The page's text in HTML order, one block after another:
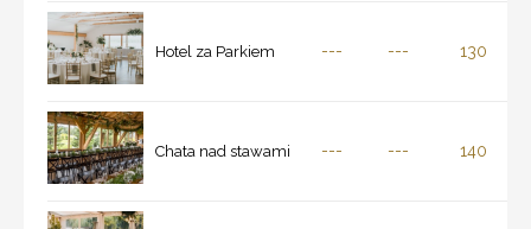
Hotel za Parkiem --- --- 130
Chata nad stawami --- --- 140